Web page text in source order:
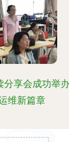
分享会成功举
维新篇章